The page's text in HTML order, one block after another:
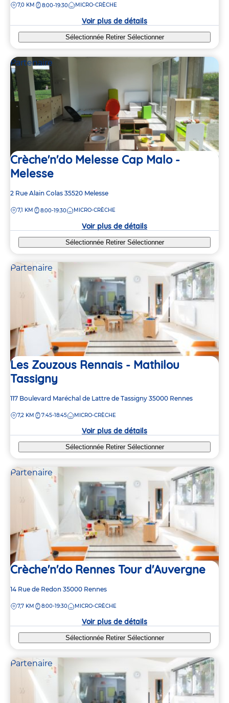
la
DISTANCE
7,0 KM 8:00-19:30 MICRO-CRÈCHE
Voir plus de détails
Sélectionnée Retirer Sélectionner
Partenaire
Crèche'n'do Melesse Cap Malo -
Melesse
Adresse
la
2 Rue Alain Colas 35520 Melesse
DISTANCE
7,1 KM 8:00-19:30 MICRO-CRÈCHE
Voir plus de détails
Sélectionnée Retirer Sélectionner
Partenaire
Les Zouzous Rennais - Mathilou
Tassigny
Adresse
la
117 Boulevard Maréchal de Lattre de Tassigny 35000 Rennes
DISTANCE
7,2 KM 7:45-18:45 MICRO-CRÈCHE
Voir plus de détails
Sélectionnée Retirer Sélectionner
Partenaire
Crèche'n'do Rennes Tour d'Auvergne
Adresse
la
14 Rue de Redon 35000 Rennes
DISTANCE
7,7 KM 8:00-19:30 MICRO-CRÈCHE
Voir plus de détails
Sélectionnée Retirer Sélectionner
Partenaire
2
2